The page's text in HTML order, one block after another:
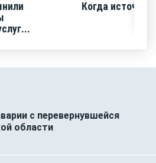
Когда
с перевернувшейся
области